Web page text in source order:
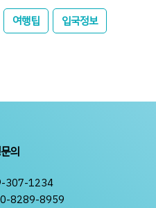
여행팁 입국정보
의
307-1234
8289-8959